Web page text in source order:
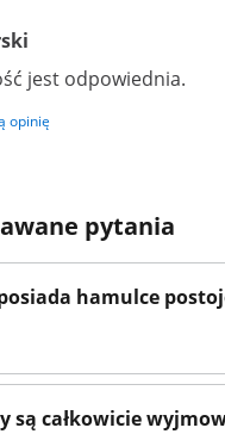
jest odpowiednia.
opinię
pytania
hamulce
są całkowicie